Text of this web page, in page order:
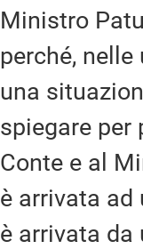
Ministro
perché,
una
spiegare per
Conte e al
è arrivata
è arrivata da